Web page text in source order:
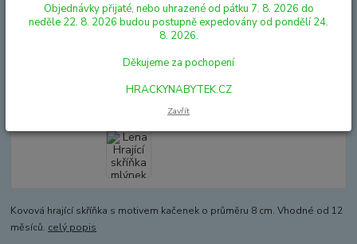
PRO NEJMENŠÍ Lena Hrající skříňka mlýnek Kačenky kov 8 cm
Lena Hrající skříňka mlýnek
Kačenky kov 8 cm
Kovová hrající skříňka s motivem kačenek o průměru 8 cm. Vhodné od 12
měsíců. celý popis
Objednávky přijaté, nebo uhrazené od pátku 7. 8. 2026 do
neděle 22. 8. 2026 budou postupně expedovány od pondělí 24.
8. 2026.
Děkujeme za pochopení
HRACKYNABYTEK.CZ
Zavřít